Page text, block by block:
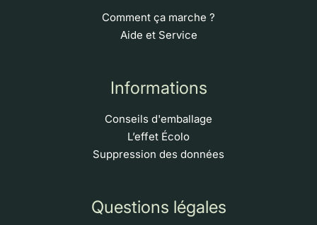
Comment ça marche ?
Aide et Service
Informations
Conseils d'emballage
L’effet Écolo
Suppression des données
Questions légales